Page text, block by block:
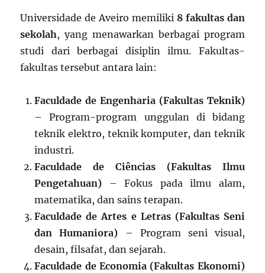
Universidade de Aveiro memiliki 8 fakultas dan
sekolah, yang menawarkan berbagai program
studi dari berbagai disiplin ilmu. Fakultas-
fakultas tersebut antara lain:
Faculdade de Engenharia (Fakultas Teknik)
– Program-program unggulan di bidang
teknik elektro, teknik komputer, dan teknik
industri.
Faculdade de Ciências (Fakultas Ilmu
Pengetahuan) – Fokus pada ilmu alam,
matematika, dan sains terapan.
Faculdade de Artes e Letras (Fakultas Seni
dan Humaniora) – Program seni visual,
desain, filsafat, dan sejarah.
Faculdade de Economia (Fakultas Ekonomi)